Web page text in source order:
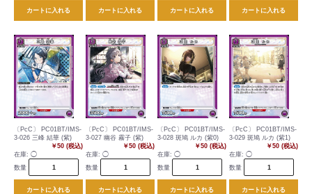
カートに入れる カートに入れる カートに入れる カートに入れる
〔PcC〕 PC01BT/IMS-
3-026 三峰 結華 (紫)
￥50 (税込)
在庫: ◯
数量
カートに入れる
〔PcC〕 PC01BT/IMS-
3-027 幽谷 霧子 (紫)
￥50 (税込)
在庫: ◯
数量
カートに入れる
〔PcC〕 PC01BT/IMS-
3-028 斑鳩 ルカ (紫0)
￥50 (税込)
在庫: ◯
数量
カートに入れる
〔PcC〕 PC01BT/IMS-
3-029 斑鳩 ルカ (紫1)
￥50 (税込)
在庫: ◯
数量
カートに入れる